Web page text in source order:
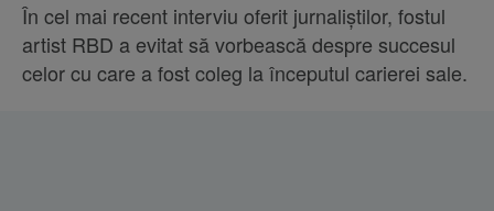
În cel mai recent interviu oferit jurnaliștilor, fostul
artist RBD a evitat să vorbească despre succesul
celor cu care a fost coleg la începutul carierei sale.